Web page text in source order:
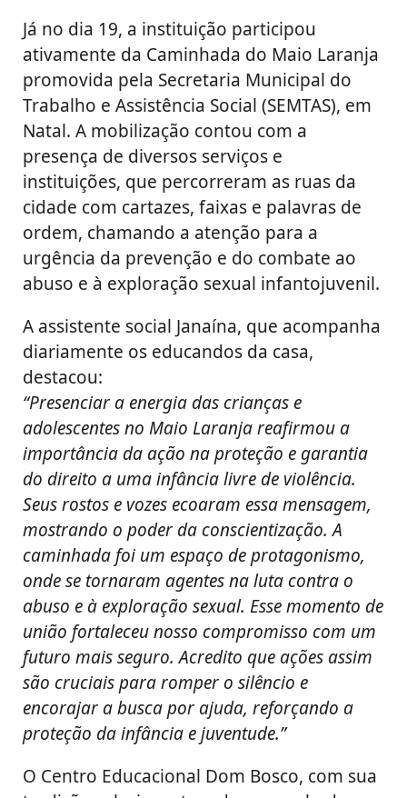
Já no dia 19, a instituição participou
ativamente da Caminhada do Maio Laranja
promovida pela Secretaria Municipal do
Trabalho e Assistência Social (SEMTAS), em
Natal. A mobilização contou com a
presença de diversos serviços e
instituições, que percorreram as ruas da
cidade com cartazes, faixas e palavras de
ordem, chamando a atenção para a
urgência da prevenção e do combate ao
abuso e à exploração sexual infantojuvenil.
A assistente social Janaína, que acompanha
diariamente os educandos da casa,
destacou:
“Presenciar a energia das crianças e
adolescentes no Maio Laranja reafirmou a
importância da ação na proteção e garantia
do direito a uma infância livre de violência.
Seus rostos e vozes ecoaram essa mensagem,
mostrando o poder da conscientização. A
caminhada foi um espaço de protagonismo,
onde se tornaram agentes na luta contra o
abuso e à exploração sexual. Esse momento de
união fortaleceu nosso compromisso com um
futuro mais seguro. Acredito que ações assim
são cruciais para romper o silêncio e
encorajar a busca por ajuda, reforçando a
proteção da infância e juventude.”
O Centro Educacional Dom Bosco, com sua